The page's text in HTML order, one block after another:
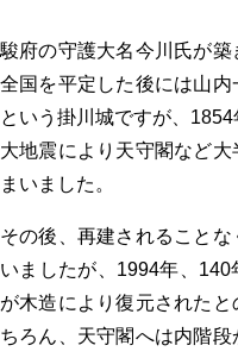
駿府の守護大名今川氏が築
全国を平定した後には山内
という掛川城ですが、
大地震により天守閣など大
まいました。
その後、再建されることな
いましたが、1994年、140
が木造により復元されたと
ちろん、天守閣へは内階